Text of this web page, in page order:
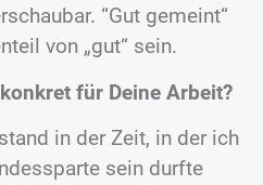
“Gut gemeint“
von „gut“ sein.
für Deine Arbeit?
in der Zeit, in der ich
sein durfte